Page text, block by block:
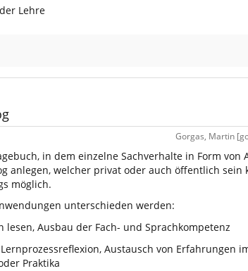
Lehre
Gorgas, Martin
in dem einzelne Sachverhalte in Form
anlegen, welcher privat oder auch öffentlich sein
möglich.
unterschieden werden:
Ausbau der Fach- und Sprachkompetenz
Austausch von Erfahrungen
Praktika